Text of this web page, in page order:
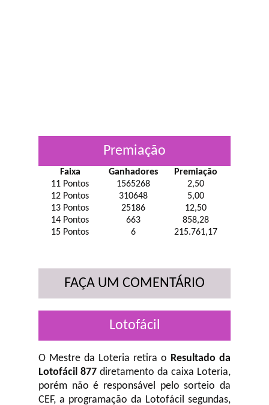
Premiação
Faixa Ganhadores
Premiação
11 Pontos
1565268
2,50
12 Pontos
310648
5,00
13 Pontos
25186
12,50
14 Pontos
663
858,28
15 Pontos
6 215.761,17
FAÇA UM COMENTÁRIO
Lotofácil
O Mestre da Loteria retira o Resultado da
Lotofácil 877 diretamento da caixa Loteria,
porém não é responsável pelo sorteio da
CEF, a programação da Lotofácil segundas,